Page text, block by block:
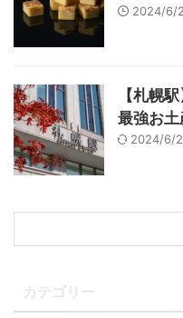
2024/6/2
【札幌
最強お
2024/6/2